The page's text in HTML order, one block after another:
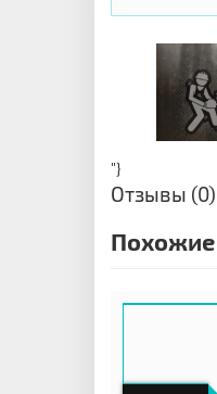
"}
Отзывы (0)